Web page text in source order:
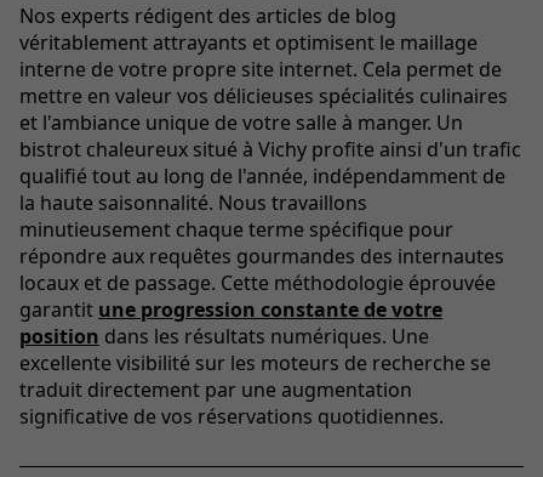
Nos experts rédigent des articles de blog
véritablement attrayants et optimisent le maillage
interne de votre propre site internet. Cela permet de
mettre en valeur vos délicieuses spécialités culinaires
et l'ambiance unique de votre salle à manger. Un
bistrot chaleureux situé à Vichy profite ainsi d'un trafic
qualifié tout au long de l'année, indépendamment de
la haute saisonnalité. Nous travaillons
minutieusement chaque terme spécifique pour
répondre aux requêtes gourmandes des internautes
locaux et de passage. Cette méthodologie éprouvée
garantit une progression constante de votre
position dans les résultats numériques. Une
excellente visibilité sur les moteurs de recherche se
traduit directement par une augmentation
significative de vos réservations quotidiennes.